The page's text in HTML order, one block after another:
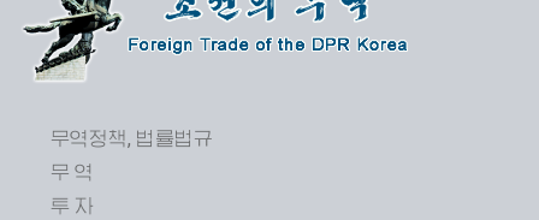
무역정책, 법률법규
무 역
투 자